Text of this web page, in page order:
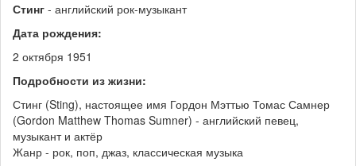
Стинг - английский рок-музыкант
Дата рождения:
2 октября 1951
Подробности из жизни:
Стинг (Sting), настоящее имя Гордон Мэттью Томас Самнер
(Gordon Matthew Thomas Sumner) - английский певец,
музыкант и актёр
Жанр - рок, поп, джаз, классическая музыка